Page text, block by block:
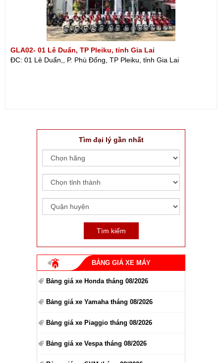
GLA02- 01 Lê Duẩn, TP Pleiku, tỉnh Gia Lai
ĐC: 01 Lê Duẩn,, P. Phù Đổng, TP Pleiku, tỉnh Gia Lai
Tìm đại lý gần nhất
BẢNG GIÁ XE MÁY
Bảng giá xe Honda tháng 08/2026
Bảng giá xe Yamaha tháng 08/2026
Bảng giá xe Piaggio tháng 08/2026
Bảng giá xe Vespa tháng 08/2026